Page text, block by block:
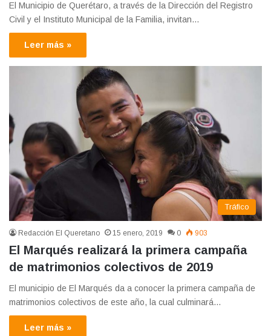
El Municipio de Querétaro, a través de la Dirección del Registro
Civil y el Instituto Municipal de la Familia, invitan…
Leer más »
Tráfico
Redacción El Queretano 15 enero, 2019 0 903
El Marqués realizará la primera campaña
de matrimonios colectivos de 2019
El municipio de El Marqués da a conocer la primera campaña de
matrimonios colectivos de este año, la cual culminará…
Leer más »